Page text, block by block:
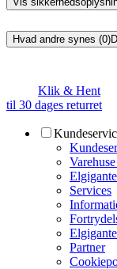
Hvad andre synes (0)
Klik & Hent
til 30 dages returret
Services
Partner